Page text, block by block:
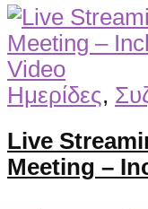
Video
Ημερίδες,
Live
Meeting –